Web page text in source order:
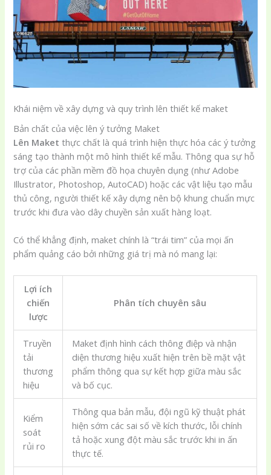
Khái niệm về xây dựng và quy trình lên thiết kế maket
Bản chất của việc lên ý tưởng Maket
Lên Maket thực chất là quá trình hiện thực hóa các ý tưởng
sáng tạo thành một mô hình thiết kế mẫu. Thông qua sự hỗ
trợ của các phần mềm đồ họa chuyên dụng (như Adobe
Illustrator, Photoshop, AutoCAD) hoặc các vật liệu tạo mẫu
thủ công, người thiết kế xây dựng nên bộ khung chuẩn mực
trước khi đưa vào dây chuyền sản xuất hàng loạt.
Có thể khẳng định, maket chính là “trái tim” của mọi ấn
phẩm quảng cáo bởi những giá trị mà nó mang lại:
Lợi ích
chiến
lược
Phân tích chuyên sâu
Truyền
tải
thương
hiệu
Maket định hình cách thông điệp và nhận
diện thương hiệu xuất hiện trên bề mặt vật
phẩm thông qua sự kết hợp giữa màu sắc
và bố cục.
Kiểm
soát
rủi ro
Thông qua bản mẫu, đội ngũ kỹ thuật phát
hiện sớm các sai số về kích thước, lỗi chính
tả hoặc xung đột màu sắc trước khi in ấn
thực tế.